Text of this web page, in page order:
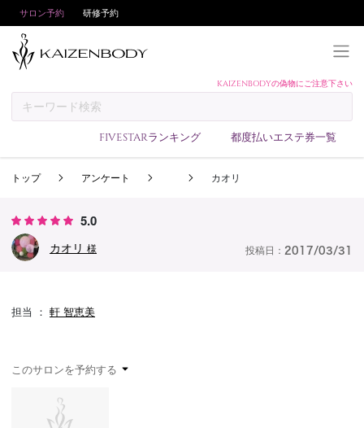
サロン予約 研修予約
KAIZENBODYの偽物にご注意下さい
FIVESTARランキング 都度払いエステ券一覧
予約方法
サロンランキング
トップ アンケート カオリ
5.0
カオリ 様 投稿日： 2017/03/31
担当 ： 軒 智恵美
このサロンを予約する